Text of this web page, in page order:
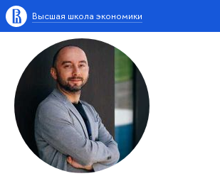
Высшая школа экономики